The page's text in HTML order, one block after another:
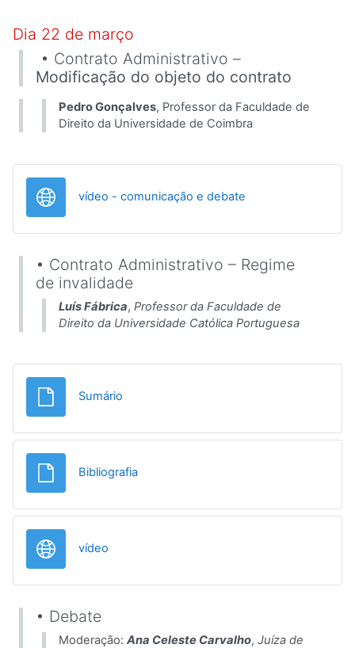
Dia 22 de março
• Contrato Administrativo –
Modificação do objeto do contrato
Pedro Gonçalves, Professor da Faculdade de
Direito da Universidade de Coimbra
vídeo - comunicação e debate
• Contrato Administrativo – Regime
de invalidade
Luís Fábrica, Professor da Faculdade de
Direito da Universidade Católica Portuguesa
Sumário
BibliografiaFile
vídeo
• Debate
Moderação: Ana Celeste Carvalho, Juíza de